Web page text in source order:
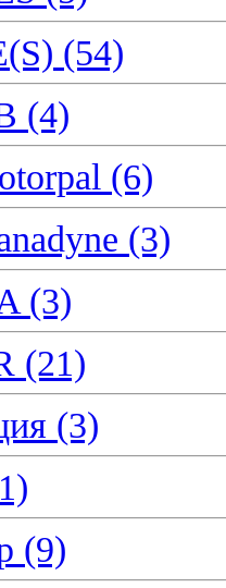
(54)
(4)
(6)
(3)
(3)
(21)
(3)
(9)